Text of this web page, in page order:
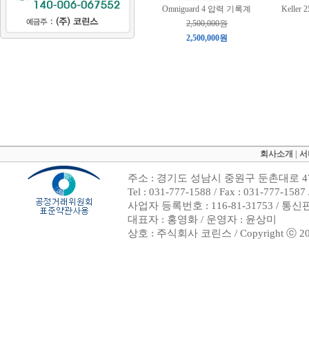
Omniguard 4 압력 기록계
2,500,000원
2,500,000원
Keller
회사소개
주소 : 경기도 성남시 중원구 둔촌대로
Tel : 031-777-1588 / Fax : 031-777-
사업자 등록번호 : 116-81-31753 / 통신
대표자 : 홍영화 / 운영자 : 윤상미
상호 : 주식회사 코린스 / Copyright ⓒ